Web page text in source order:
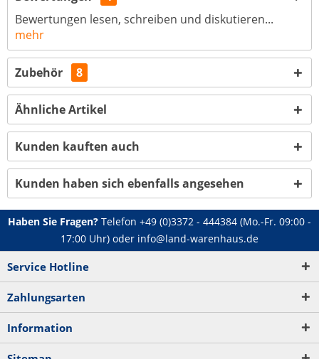
Bewertungen lesen, schreiben und diskutieren...
mehr
Zubehör 8
Ähnliche Artikel
Kunden kauften auch
Kunden haben sich ebenfalls angesehen
Haben Sie Fragen? Telefon +49 (0)3372 - 444384 (Mo.-Fr. 09:00 -
17:00 Uhr) oder info@land-warenhaus.de
Service Hotline
Zahlungsarten
Information